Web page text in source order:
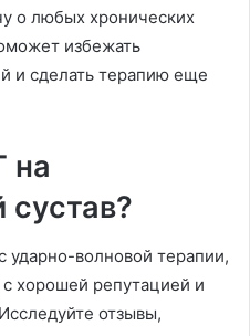
о любых хронических
избежать
и сделать терапию еще
на
сустав?
ударно-волновой терапии,
хорошей репутацией и
отзывы,